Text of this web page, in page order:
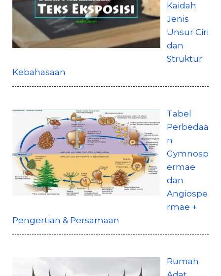
Kaidah
Jenis
Unsur Ciri
dan
Struktur
Kebahasaan
Tabel
Perbedaa
n
Gymnosp
ermae
dan
Angiospe
rmae +
Pengertian & Persamaan
Rumah